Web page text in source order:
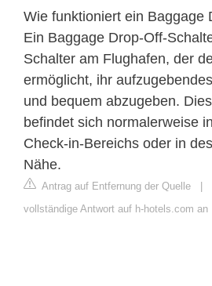
Wie funktioniert ein Baggage
Ein Baggage Drop-Off-
Schalter am Flughafen, der
ermöglicht, ihr
und bequem abzugeben.
befindet sich normalerweise
Check-in-Bereichs oder in
Nähe.
Antrag auf Entfernung der Quelle |
vollständige Antwort auf h-hotels.com an